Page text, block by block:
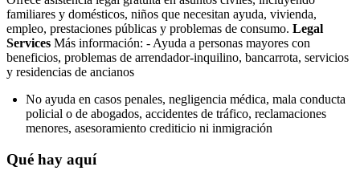
familiares y domésticos, niños que necesitan ayuda, vivienda,
empleo, prestaciones públicas y problemas de consumo. Legal
Services Más información: - Ayuda a personas mayores con
beneficios, problemas de arrendador-inquilino, bancarrota, servicios
y residencias de ancianos
No ayuda en casos penales, negligencia médica, mala conducta
policial o de abogados, accidentes de tráfico, reclamaciones
menores, asesoramiento crediticio ni inmigración
Qué hay aquí